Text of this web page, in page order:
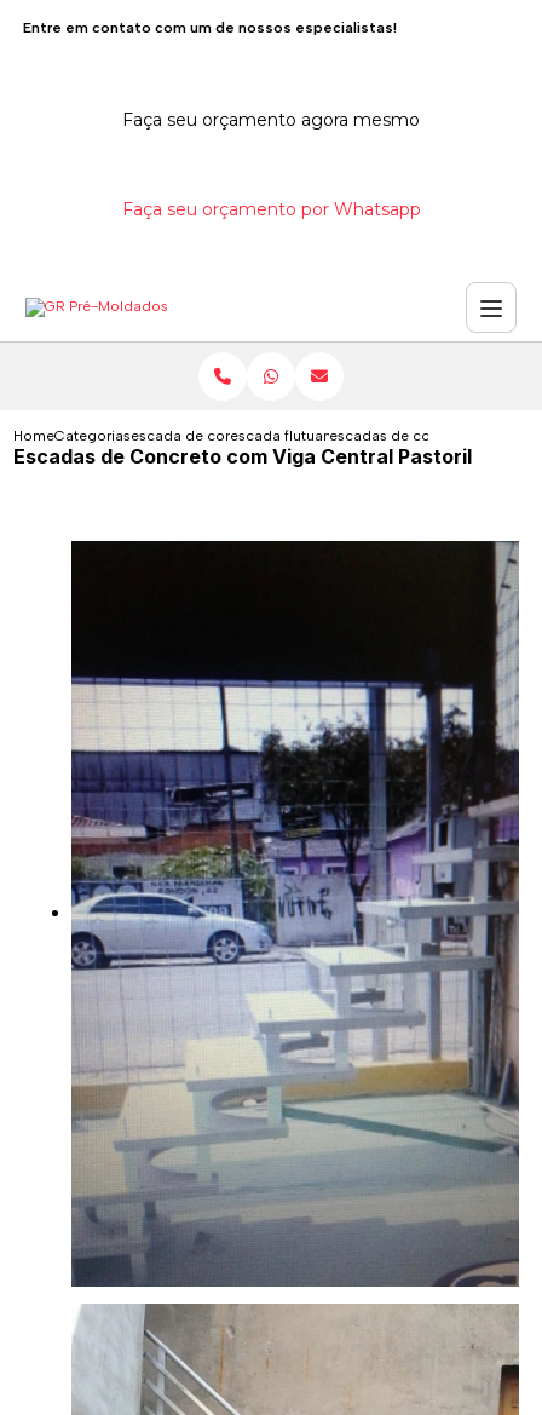
Entre em contato com um de nossos especialistas!
Faça seu orçamento agora mesmo
Faça seu orçamento por Whatsapp
HomeCategoriasescada de concretoescada flutuante de concreto
escadas de concreto com
Escadas de Concreto com Viga Central Pastoril